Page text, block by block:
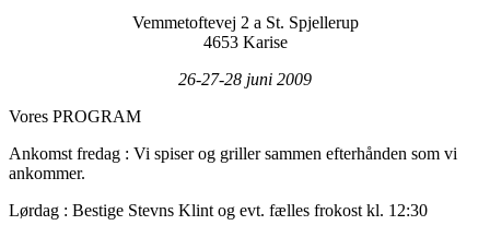
Vemmetoftevej 2 a St. Spjellerup
4653 Karise
26-27-28 juni 2009
Vores PROGRAM
Ankomst fredag : Vi spiser og griller sammen efterhånden som vi
ankommer.
Lørdag : Bestige Stevns Klint og evt. fælles frokost kl. 12:30